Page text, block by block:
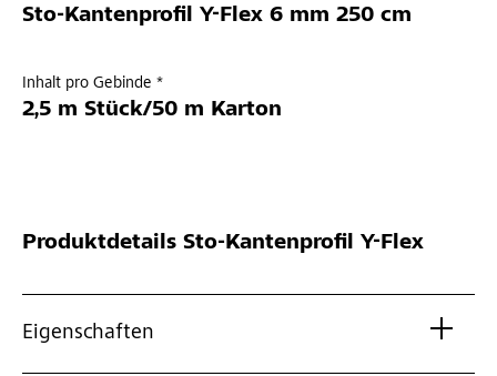
Sto-Kantenprofil Y-Flex 6 mm 250 cm
Inhalt pro Gebinde *
2,5 m Stück/50 m Karton
Produktdetails Sto-Kantenprofil Y-Flex
Eigenschaften